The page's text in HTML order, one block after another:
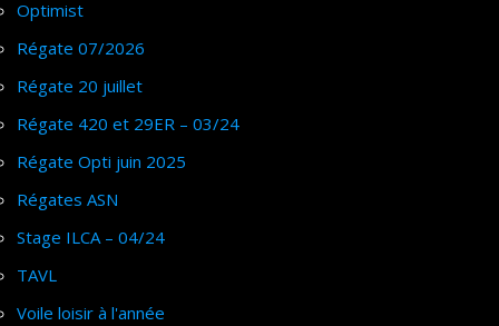
Optimist
Régate 07/2026
Régate 20 juillet
Régate 420 et 29ER – 03/24
Régate Opti juin 2025
Régates ASN
Stage ILCA – 04/24
TAVL
Voile loisir à l'année